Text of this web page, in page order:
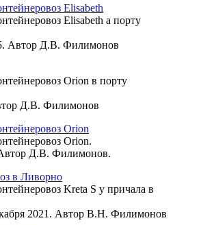
Elisabeth а порту
Автор Д.В. Филимонов
Orion в порту
Д.В. Филимонов
Orion.
Д.В. Филимонов.
Kreta S у причала в
2021. Автор В.Н. Филимонов